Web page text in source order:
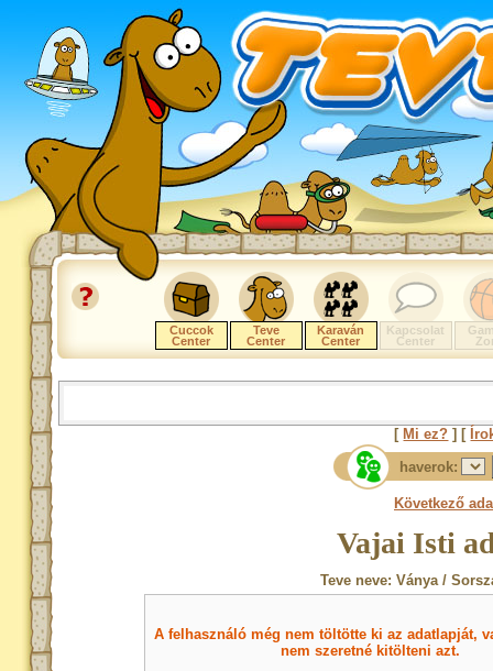
Cuccok
Center
Teve
Center
Karaván
Center
Kapcsolat
Center
[ Mi ez? ] [
haverok:
Következő
Vajai Isti
Teve neve: Ványa /
A felhasználó még nem töltötte ki az adatlapját,
nem szeretné kitölteni azt.